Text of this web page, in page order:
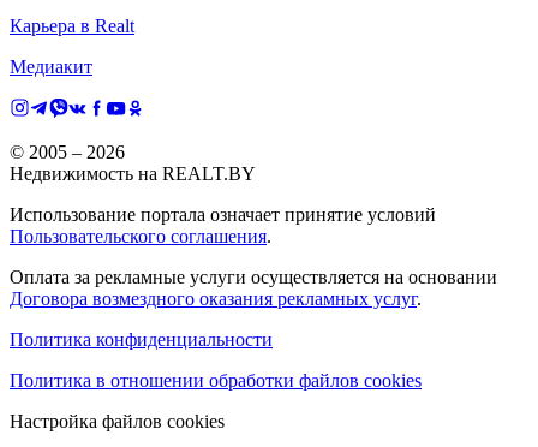
Карьера в Realt
Медиакит
© 2005 – 2026
Недвижимость на REALT.BY
Использование портала означает принятие условий
Пользовательского соглашения.
Оплата за рекламные услуги осуществляется на основании
Договора возмездного оказания рекламных услуг.
Политика конфиденциальности
Политика в отношении обработки файлов cookies
Настройка файлов cookies